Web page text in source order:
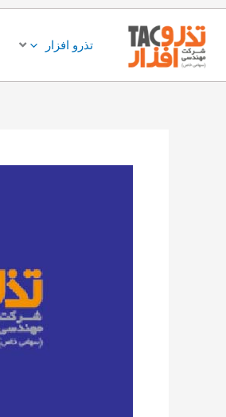
رفتن
محتوا
تذرو افزار